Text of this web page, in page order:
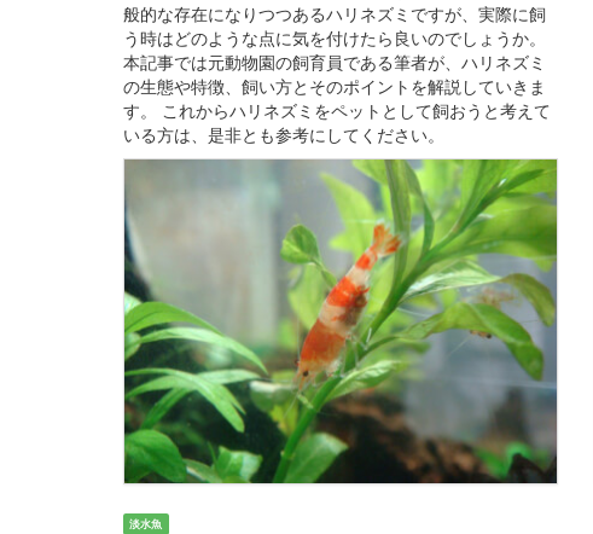
般的な存在になりつつあるハリネズミですが、実際に飼
う時はどのような点に気を付けたら良いのでしょうか。
本記事では元動物園の飼育員である筆者が、ハリネズミ
の生態や特徴、飼い方とそのポイントを解説していきま
す。 これからハリネズミをペットとして飼おうと考えて
いる方は、是非とも参考にしてください。
淡水魚